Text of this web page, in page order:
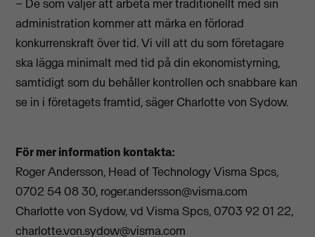
– De som väljer att arbeta mer traditionellt med sin
administration kommer att märka en förlorad
konkurrenskraft över tid. Vi vill att du som företagare
ska lägga minimalt med tid på din ekonomistyrning,
samtidigt som du behåller kontrollen och snabbare kan
se in i företagets framtid, säger Charlotte von Sydow.
För mer information kontakta:
Roger Andersson, Head of Technology Visma Spcs,
0702 54 08 30, roger.andersson@visma.com
Charlotte von Sydow, vd Visma Spcs, 0703 92 01 22,
charlotte.von.sydow@visma.com